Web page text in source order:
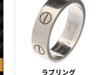
ラブリング